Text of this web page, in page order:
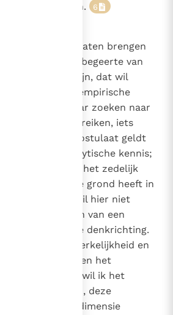
waar kunnen zijn. 6
genoemde postulaten brengen
er moet een wijsbegeerte van
draagwijdte zijn, dat wil
is boven de empirische
stijgen om bij haar zoeken naar
absoluuts te bereiken, iets
Dit postulaat geldt
en analytische kennis;
dient het om het zedelijk
dat zijn diepste grond heeft in
God zelf. Ik wil hier niet
in de zin van een
of een bijzondere denkrichting.
dat de werkelijkheid en
het feitelijke en het
Bovendien wil ik het
mens erkennen, deze
metafysische dimensie